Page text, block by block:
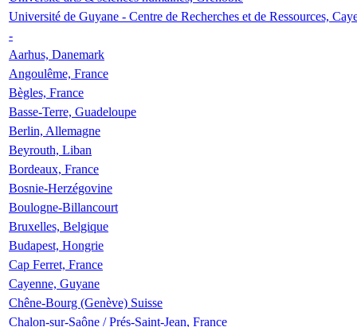
Université de Guyane - Centre de Recherches et de Ressources,
-
Aarhus, Danemark
Angoulême, France
Bègles, France
Basse-Terre, Guadeloupe
Berlin, Allemagne
Beyrouth, Liban
Bordeaux, France
Bosnie-Herzégovine
Boulogne-Billancourt
Bruxelles, Belgique
Budapest, Hongrie
Cap Ferret, France
Cayenne, Guyane
Chêne-Bourg (Genève) Suisse
Chalon-sur-Saône / Prés-Saint-Jean, France